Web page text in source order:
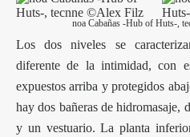
noa Cabañas -Hub of Huts-,
Los dos niveles se
diferente de la intimidad, con
expuestos arriba y protegidos
hay dos bañeras de hidromasaje,
y un vestuario. La planta